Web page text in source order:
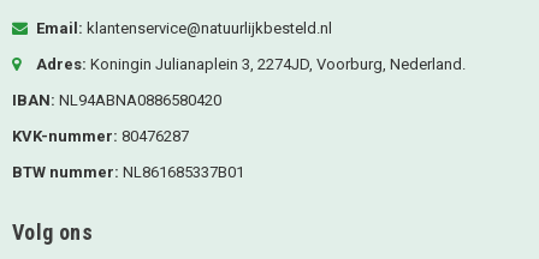
Email: klantenservice@natuurlijkbesteld.nl
Adres: Koningin Julianaplein 3, 2274JD, Voorburg, Nederland.
IBAN: NL94ABNA0886580420
KVK-nummer: 80476287
BTW nummer: NL861685337B01
Volg ons